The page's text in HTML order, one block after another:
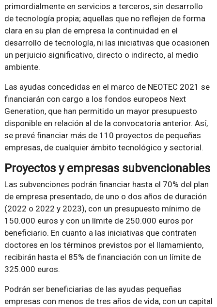
primordialmente en servicios a terceros, sin desarrollo
de tecnología propia; aquellas que no reflejen de forma
clara en su plan de empresa la continuidad en el
desarrollo de tecnología, ni las iniciativas que ocasionen
un perjuicio significativo, directo o indirecto, al medio
ambiente.
Las ayudas concedidas en el marco de NEOTEC 2021 se
financiarán con cargo a los fondos europeos Next
Generation, que han permitido un mayor presupuesto
disponible en relación al de la convocatoria anterior. Así,
se prevé financiar más de 110 proyectos de pequeñas
empresas, de cualquier ámbito tecnológico y sectorial.
Proyectos y empresas subvencionables
Las subvenciones podrán financiar hasta el 70% del plan
de empresa presentado, de uno o dos años de duración
(2022 o 2022 y 2023), con un presupuesto mínimo de
150.000 euros y con un límite de 250.000 euros por
beneficiario. En cuanto a las iniciativas que contraten
doctores en los términos previstos por el llamamiento,
recibirán hasta el 85% de financiación con un límite de
325.000 euros.
Podrán ser beneficiarias de las ayudas pequeñas
empresas con menos de tres años de vida, con un capital